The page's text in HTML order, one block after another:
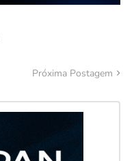
Próxima Postagem